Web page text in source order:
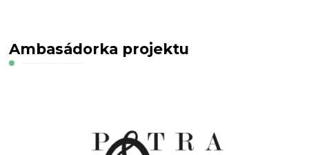
Ambasádorka projektu